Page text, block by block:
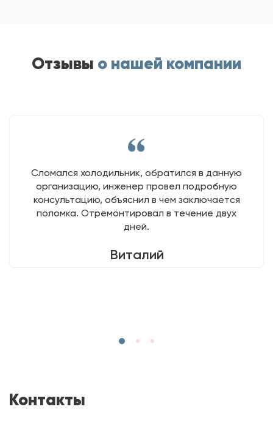
Отзывы о нашей компании
Сломался холодильник, обратился в данную
организацию, инженер провел подробную
консультацию, объяснил в чем заключается
поломка. Отремонтировал в течение двух
дней.
Виталий
Контакты